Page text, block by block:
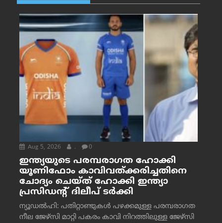
Aug 5, 2026 . 0
ഇന്ത്യയുടെ പരമ്പരാഗത ഹോക്കി
യൂണിഫോം കാവിവത്ക്കരിച്ചതിനെ
ചോദ്യം ചെയ്ത് ഹോക്കി ഇന്ത്യാ
പ്രസിഡന്റ് ദിലീപ് ടര്‍ക്കി
ന്യൂഡൽഹി: പതിറ്റാണ്ടുകൾ പഴക്കമുള്ള പരമ്പരാഗത
നീല ജേഴ്‌സി മാറ്റി പകരം കാവി നിറത്തിലുള്ള ജേഴ്‌സി